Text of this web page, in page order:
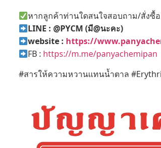
หากลูกค้าท่านใดสนใจสอบถาม/สั่งซื้อ
LINE : @PYCM (มี@นะคะ)
website : https://
FB : https://m.me/panyachemipan
#สารให้ความหวานแทนน้ำตาล